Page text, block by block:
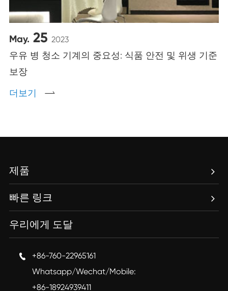
May. 25 2023
우유 병 청소 기계의 중요성: 식품 안전 및 위생 기준
보장
더보기

제품
빠른 링크
우리에게 도달

+86-760-22965161
Whatsapp/Wechat/Mobile:
+86-18924939411